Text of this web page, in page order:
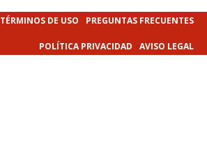
TÉRMINOS DE USO PREGUNTAS FRECUENTES
POLÍTICA PRIVACIDAD AVISO LEGAL